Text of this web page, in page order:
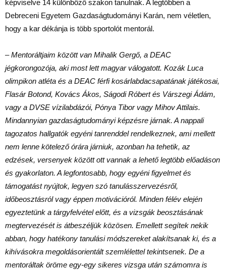
képviselve 14 különböző szakon tanulnak. A legtöbben a
Debreceni Egyetem Gazdaságtudományi Karán, nem véletlen,
hogy a kar dékánja is több sportolót mentorál.
– Mentoráltjaim között van Mihalik Gergő, a DEAC
jégkorongozója, aki most lett magyar válogatott. Kozák Luca
olimpikon atléta és a DEAC férfi kosárlabdacsapatának játékosai,
Flasár Botond, Kovács Ákos, Ságodi Róbert és Várszegi Ádám,
vagy a DVSE vízilabdázói, Pónya Tibor vagy Mihov Attilais.
Mindannyian gazdaságtudományi képzésre járnak. A nappali
tagozatos hallgatók egyéni tanrenddel rendelkeznek, ami mellett
nem lenne kötelező órára járniuk, azonban ha tehetik, az
edzések, versenyek között ott vannak a lehető legtöbb előadáson
és gyakorlaton. A legfontosabb, hogy egyéni figyelmet és
támogatást nyújtok, legyen szó tanulásszervezésről,
időbeosztásról vagy éppen motivációról. Minden félév elején
egyeztetünk a tárgyfelvétel előtt, és a vizsgák beosztásának
megtervezését is átbeszéljük közösen. Emellett segítek nekik
abban, hogy hatékony tanulási módszereket alakítsanak ki, és a
kihívásokra megoldásorientált szemlélettel tekintsenek. De a
mentoráltak öröme egy-egy sikeres vizsga után számomra is